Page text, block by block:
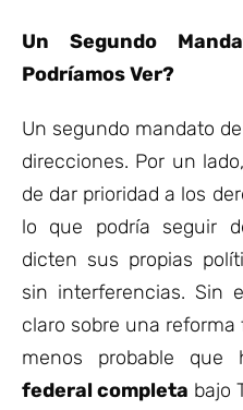
Un Segundo
Podríamos Ver?
Un segundo mandato
direcciones. Por un
de dar prioridad a los
lo que podría seguir
dicten sus propias
sin interferencias. Sin
claro sobre una reforma
menos probable que
federal completa bajo